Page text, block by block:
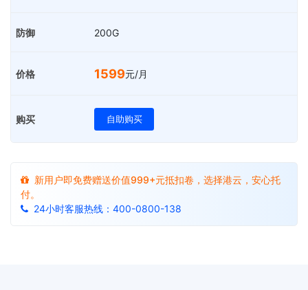
200G
1599元/月
自助购买
新用户即免费赠送价值999+元抵扣卷，选择港云，安心托
付。
24小时客服热线：400-0800-138